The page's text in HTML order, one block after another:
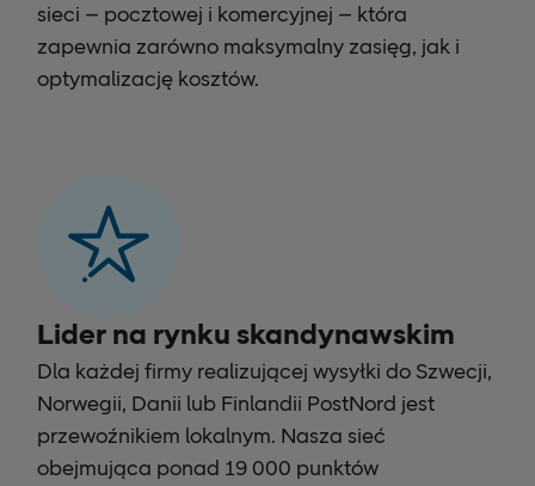
sieci – pocztowej i komercyjnej – która
zapewnia zarówno maksymalny zasięg, jak i
optymalizację kosztów.
Lider na rynku skandynawskim
Dla każdej firmy realizującej wysyłki do Szwecji,
Norwegii, Danii lub Finlandii PostNord jest
przewoźnikiem lokalnym. Nasza sieć
obejmująca ponad 19 000 punktów